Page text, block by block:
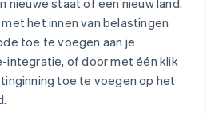
nieuwe staat of een nieuw land.
het innen van belastingen
toe te voegen aan je
integratie, of door met één klik
toe te voegen op het